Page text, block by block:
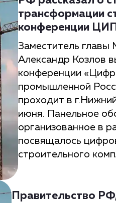
трансформации
конференции
Заместитель
Александр Козлов
конференции
промышленной
проходит в
июня. Панельное
организованное в
посвящалось
строительного
Правительство